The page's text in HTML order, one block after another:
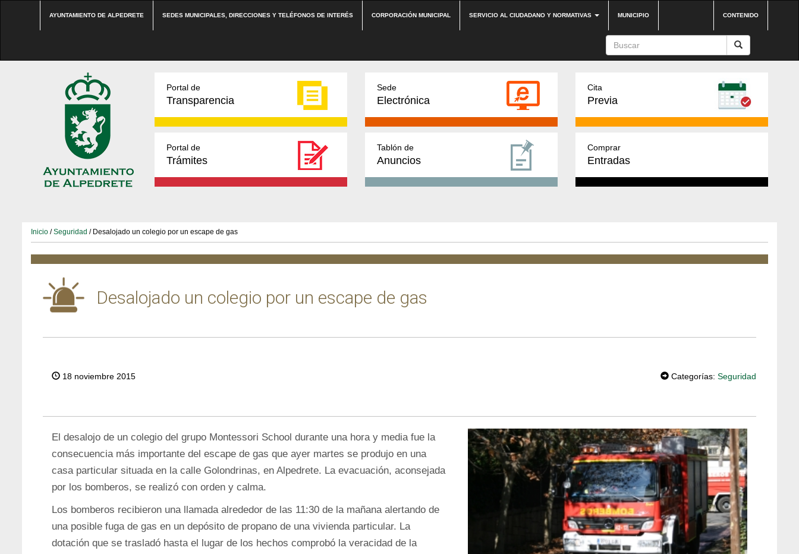
AYUNTAMIENTO DE ALPEDRETE SEDES MUNICIPALES, DIRECCIONES Y TELÉFONOS DE INTERÉS CORPORACIÓN MUNICIPAL SERVICIO AL CIUDADANO Y NORMATIVAS MUNICIPIO CONTENIDO
Portal de
Transparencia
Sede
Electrónica
Cita
Previa
Portal de
Trámites
Tablón de
Anuncios
Comprar
Entradas
Inicio /Seguridad / Desalojado un colegio por un escape de gas
Desalojado un colegio por un escape de gas
18 noviembre 2015 Categorías: Seguridad
El desalojo de un colegio del grupo Montessori School durante una hora y media fue la
consecuencia más importante del escape de gas que ayer martes se produjo en una
casa particular situada en la calle Golondrinas, en Alpedrete. La evacuación, aconsejada
por los bomberos, se realizó con orden y calma.
Los bomberos recibieron una llamada alrededor de las 11:30 de la mañana alertando de
una posible fuga de gas en un depósito de propano de una vivienda particular. La
dotación que se trasladó hasta el lugar de los hechos comprobó la veracidad de la